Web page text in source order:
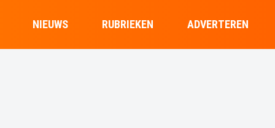
NIEUWS RUBRIEKEN ADVERTEREN